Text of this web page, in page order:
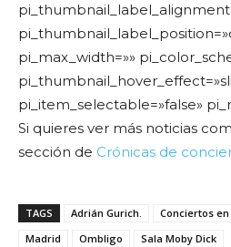
pi_max_width=»»
pi_item_selectable=»false»
Si quieres ver más noticias
sección de Crónicas de
TAGS Adrián Gurich. Conciertos
Madrid
Ombligo Sala Moby Dick